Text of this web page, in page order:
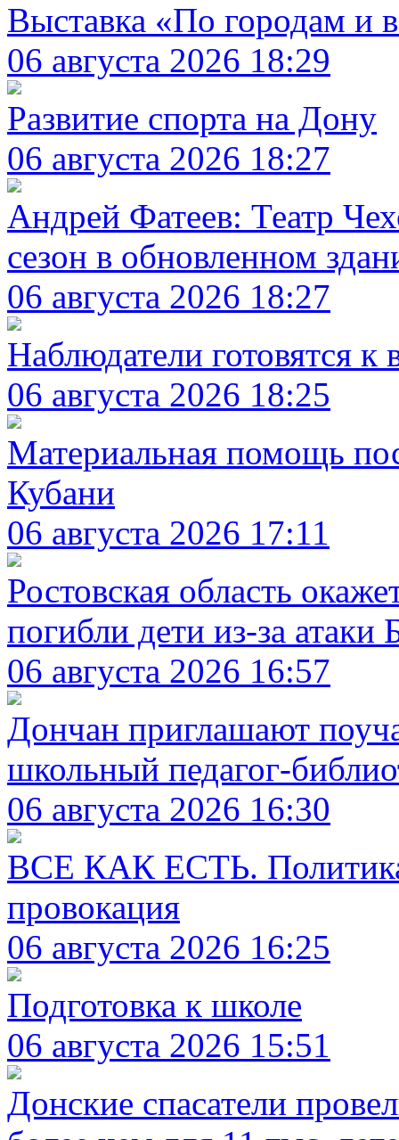
Выставка «По городам и
06 августа 2026 18:29
Развитие спорта на Дону
06 августа 2026 18:27
Андрей Фатеев: Театр
сезон в обновленном
06 августа 2026 18:27
Наблюдатели готовятся к
06 августа 2026 18:25
Материальная помощь
Кубани
06 августа 2026 17:11
Ростовская область
погибли дети из-за
06 августа 2026 16:57
Дончан приглашают
школьный педагог-
06 августа 2026 16:30
ВСЕ КАК ЕСТЬ. Политика
провокация
06 августа 2026 16:25
Подготовка к школе
06 августа 2026 15:51
Донские спасатели